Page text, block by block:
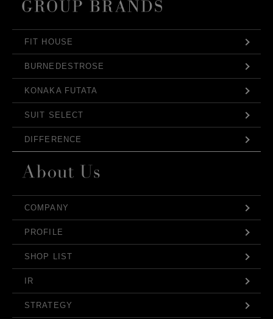
FIT HOUSE
BURNEDESTROSE
KONAKA FUTATA
SUIT SELECT
DIFFERENCE
COMPANY
PROFILE
SHOP LIST
IR
STRATEGY